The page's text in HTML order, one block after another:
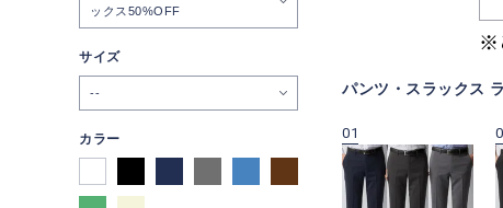
パンツ・スラックス
01
ックス50%OFF
サイズ
--
カラー